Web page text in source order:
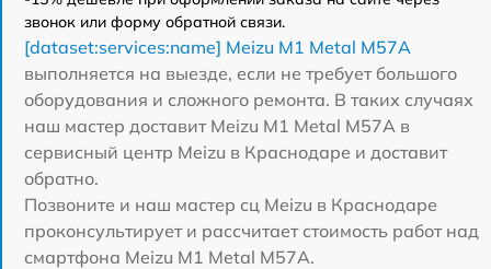
звонок или форму обратной связи.
[dataset:services:name] Meizu M1 Metal M57A
выполняется на выезде, если не требует большого
оборудования и сложного ремонта. В таких случаях
наш мастер доставит Meizu M1 Metal M57A в
сервисный центр Meizu в Краснодаре и доставит
обратно.
Позвоните и наш мастер сц Meizu в Краснодаре
проконсультирует и рассчитает стоимость работ над
смартфона Meizu M1 Metal M57A.